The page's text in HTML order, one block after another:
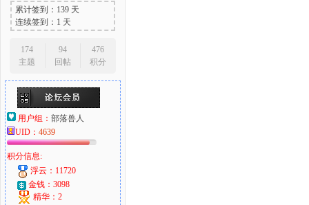
累计签到：139 天
连续签到：1 天
174
主题
94
回帖
476
积分
用户组： 部落兽人
UID： 4639
积分信息:
浮云：11720
金钱：3098
精华：2